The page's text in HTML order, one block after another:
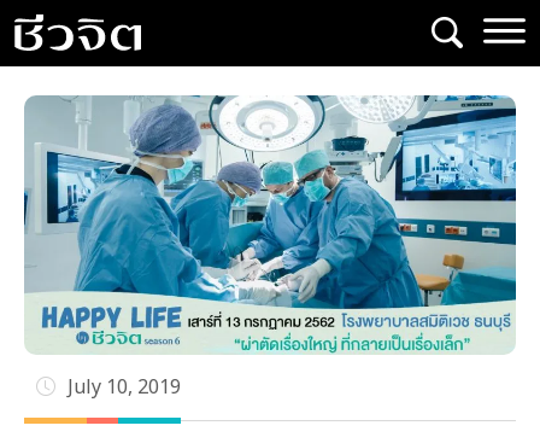
Skip
to
content
July 10, 2019